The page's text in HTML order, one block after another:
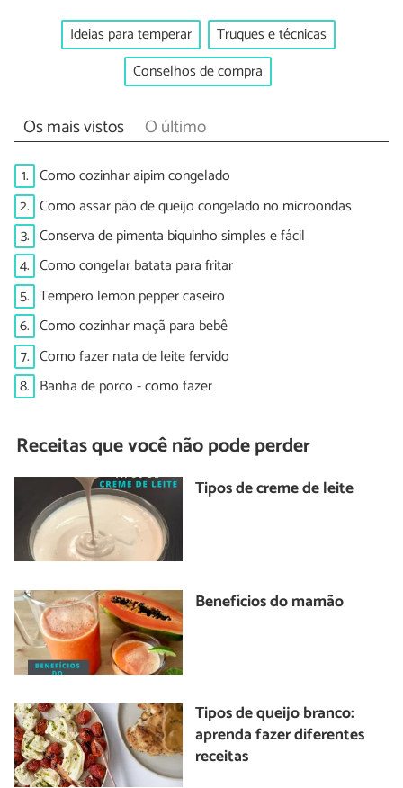
Ideias para temperar
Truques e técnicas
Conselhos de compra
Os mais vistos O último
1. Como cozinhar aipim congelado
2. Como assar pão de queijo congelado no microondas
3. Conserva de pimenta biquinho simples e fácil
4. Como congelar batata para fritar
5. Tempero lemon pepper caseiro
6. Como cozinhar maçã para bebê
7. Como fazer nata de leite fervido
8. Banha de porco - como fazer
Receitas que você não pode perder
Tipos de creme de leite
Benefícios do mamão
Tipos de queijo branco:
aprenda fazer diferentes
receitas